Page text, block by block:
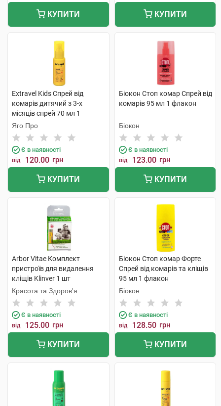
КУПИТИ КУПИТИ
Extravel Kids Спрей від
комарів дитячий з 3-х
місяців спрей 70 мл 1
флакон
Яго Про
Є в наявності
від 120.00 грн
КУПИТИ
Біокон Стоп комар Спрей від
комарів 95 мл 1 флакон
Біокон
Є в наявності
від 123.00 грн
КУПИТИ
Arbor Vitae Комплект
пристроїв для видалення
кліщів Klinver 1 шт
Красота та Здоров'я
Є в наявності
від 125.00 грн
КУПИТИ
Біокон Стоп комар Форте
Спрей від комарів та кліщів
95 мл 1 флакон
Біокон
Є в наявності
від 128.50 грн
КУПИТИ